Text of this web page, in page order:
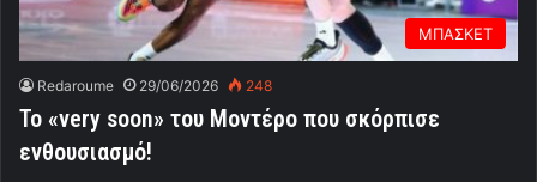
ΜΠΑΣΚΕΤ
Redaroume 29/06/2026 248
To «very soon» του Μοντέρο που σκόρπισε
ενθουσιασμό!